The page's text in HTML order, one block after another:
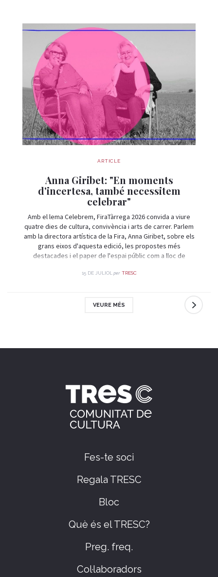
ARTICLE
Anna Giribet: "En moments
d'incertesa, també necessitem
celebrar"
Amb el lema Celebrem, FiraTàrrega 2026 convida a viure
quatre dies de cultura, convivència i arts de carrer. Parlem
amb la directora artística de la Fira, Anna Giribet, sobre els
grans eixos d'aquesta edició, les propostes més
destacades i el paper de l'espai públic com a lloc de
15 DE JULIOL per TRESC
VEURE MÉS
Fes-te soci
Regala TRESC
Bloc
Què és el TRESC?
Preg. freq.
Col·laboradors